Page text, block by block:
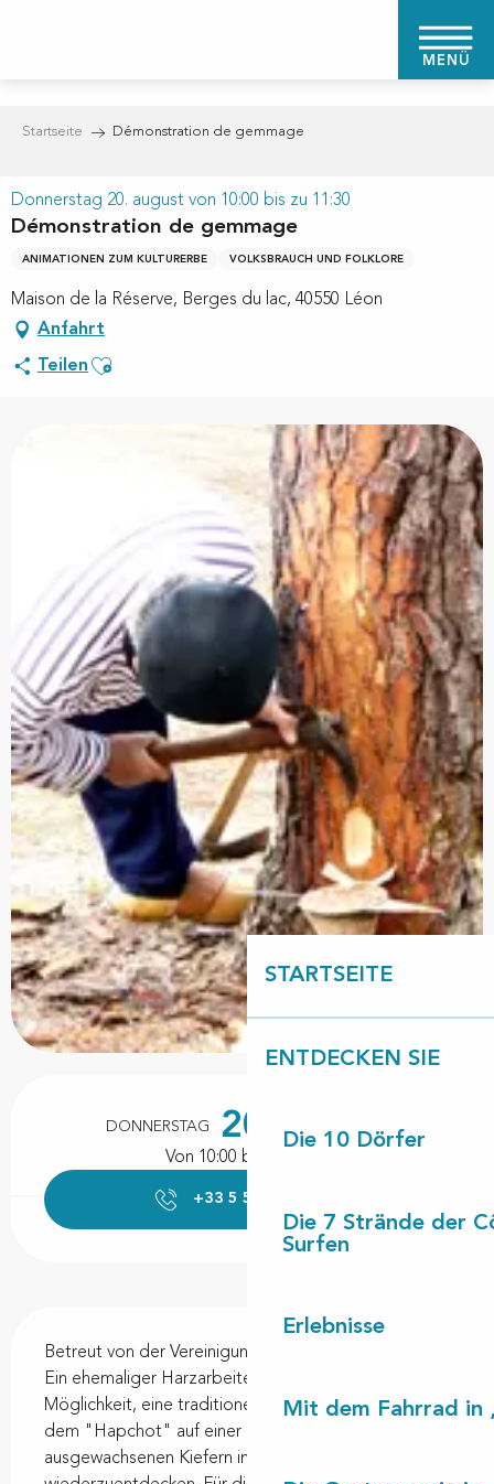
MENÜ
STARTSEITE
ENTDECKEN SIE
Die 10 Dörfer
Die 7 Strände der
Surfen
Erlebnisse
Mit dem Fahrrad in
Startseite Démonstration de gemmage
Donnerstag 20. august von 10:00 bis zu 11:30
Démonstration de gemmage
ANIMATIONEN ZUM KULTURERBE VOLKSBRAUCH UND FOLKLORE
Maison de la Réserve, Berges du lac, 40550 Léon
Anfahrt
Teilen Ajouter aux favoris
DONNERSTAG 20.
Von 10:00 bis zu 11:30
+33 5 58 48 73
Betreut von der Vereinigung "Mémoire en Marensin".
Ein ehemaliger Harzarbeiter bietet Ihnen die
Möglichkeit, eine traditionelle Edelsteinszene mit
dem "Hapchot" auf einer Parzelle mit
ausgewachsenen Kiefern im Gemeindewald